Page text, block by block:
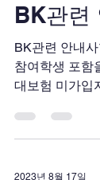
BK관련
BK관련 안내
참여학생 포함
대보험 미가입
인 자(참여학
중 인턴활동으
2023년 8월 17일